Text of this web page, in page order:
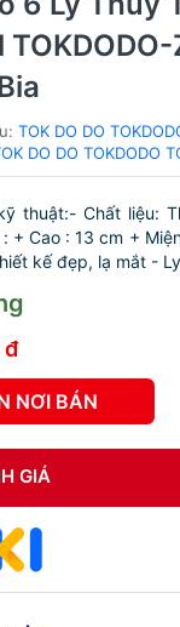
TOK DO DO
DO DO TOKDODO
thuật:- Chất liệu:
+ Cao : 13 cm +
kế đẹp, lạ mắt -
đ
NƠI BÁN
GIÁ